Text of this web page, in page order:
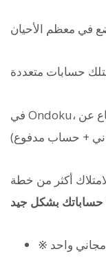
في Ondoku، لتجنب هذا النوع من الارتباك، نرجو الامتناع عن
أكثر من خطة